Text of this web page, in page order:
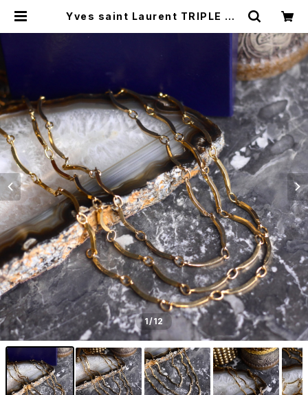
Yves saint Laurent TRIPLE CH
ンローラン3連チェーンデザインネッ
1/12